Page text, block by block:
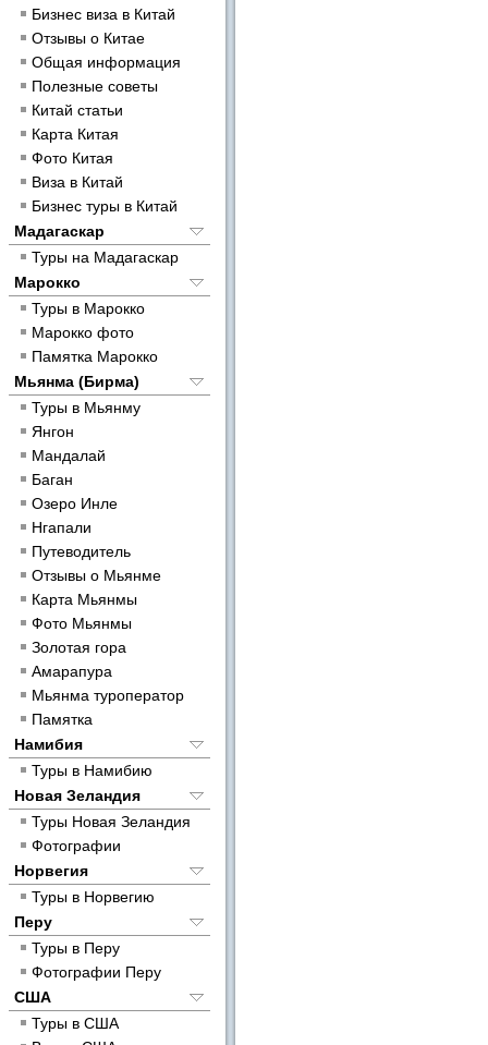
Бизнес виза в Китай
Отзывы о Китае
Общая информация
Полезные советы
Китай статьи
Карта Китая
Фото Китая
Виза в Китай
Бизнес туры в Китай
Мадагаскар
Туры на Мадагаскар
Марокко
Туры в Марокко
Марокко фото
Памятка Марокко
Мьянма (Бирма)
Туры в Мьянму
Янгон
Мандалай
Баган
Озеро Инле
Нгапали
Путеводитель
Отзывы о Мьянме
Карта Мьянмы
Фото Мьянмы
Золотая гора
Амарапура
Мьянма туроператор
Памятка
Намибия
Туры в Намибию
Новая Зеландия
Туры Новая Зеландия
Фотографии
Норвегия
Туры в Норвегию
Перу
Туры в Перу
Фотографии Перу
США
Туры в США